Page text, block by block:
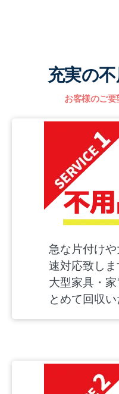
充実の
お客様のご要
急な片付け
速対応致しま
大型家具・
とめて回収い